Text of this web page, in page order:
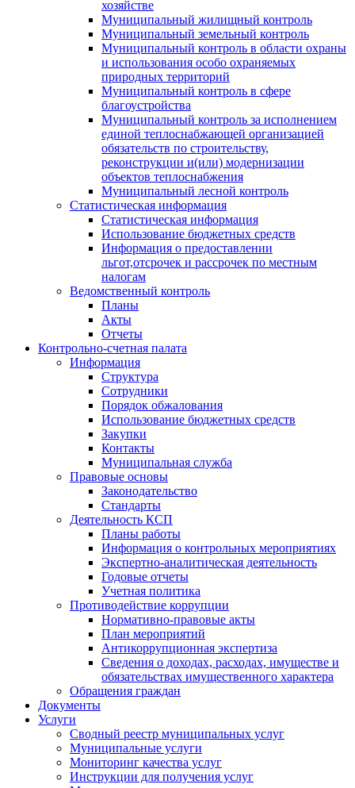
хозяйстве
Муниципальный жилищный контроль
Муниципальный земельный контроль
Муниципальный контроль в области охраны
и использования особо охраняемых
природных территорий
Муниципальный контроль в сфере
благоустройства
Муниципальный контроль за исполнением
единой теплоснабжающей организацией
обязательств по строительству,
реконструкции и(или) модернизации
объектов теплоснабжения
Муниципальный лесной контроль
Статистическая информация
Статистическая информация
Использование бюджетных средств
Информация о предоставлении
льгот,отсрочек и рассрочек по местным
налогам
Ведомственный контроль
Планы
Акты
Отчеты
Контрольно-счетная палата
Информация
Структура
Сотрудники
Порядок обжалования
Использование бюджетных средств
Закупки
Контакты
Муниципальная служба
Правовые основы
Законодательство
Стандарты
Деятельность КСП
Планы работы
Информация о контрольных мероприятиях
Экспертно-аналитическая деятельность
Годовые отчеты
Учетная политика
Противодействие коррупции
Нормативно-правовые акты
План мероприятий
Антикоррупционная экспертиза
Сведения о доходах, расходах, имуществе и
обязательствах имущественного характера
Обращения граждан
Документы
Услуги
Сводный реестр муниципальных услуг
Муниципальные услуги
Мониторинг качества услуг
Инструкции для получения услуг